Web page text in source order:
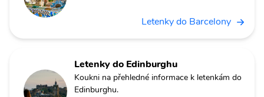
Letenky do Barcelony
Letenky do Edinburghu
Koukni na přehledné informace k letenkám do
Edinburghu.